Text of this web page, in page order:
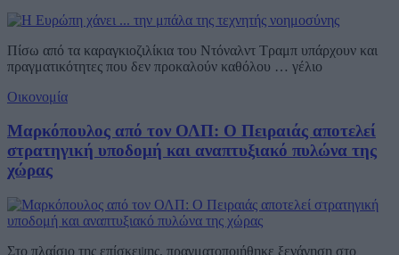
Πίσω από τα καραγκιοζιλίκια του Ντόναλντ Τραμπ υπάρχουν και
πραγματικότητες που δεν προκαλούν καθόλου … γέλιο
Οικονομία
Μαρκόπουλος από τον ΟΛΠ: Ο Πειραιάς αποτελεί
στρατηγική υποδομή και αναπτυξιακό πυλώνα της
χώρας
Στο πλαίσιο της επίσκεψης, πραγματοποιήθηκε ξενάγηση στο